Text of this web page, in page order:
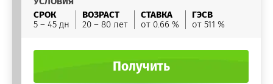
СРОК
5 – 45 дн
ВОЗРАСТ
20 – 80 лет
СТАВКА
от 0.66 %
ГЭСВ
от 511 %
Получить